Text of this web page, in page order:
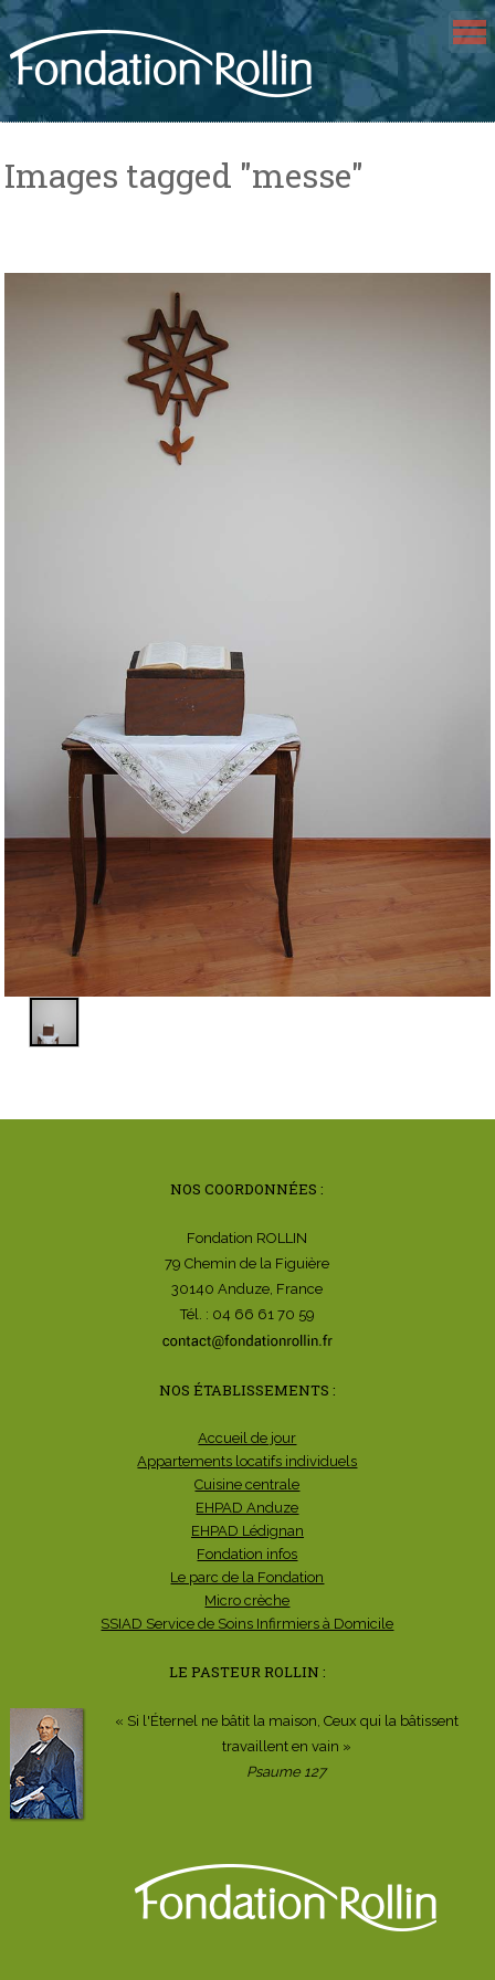
Skip
to
content
Images tagged "messe"
NOS COORDONNÉES :
Fondation ROLLIN
79 Chemin de la Figuière
30140 Anduze, France
Tél. : 04 66 61 70 59
NOS ÉTABLISSEMENTS :
Accueil de jour
Appartements locatifs individuels
Cuisine centrale
EHPAD Anduze
EHPAD Lédignan
Fondation infos
Le parc de la Fondation
Micro crèche
SSIAD Service de Soins Infirmiers à Domicile
LE PASTEUR ROLLIN :
« Si l'Éternel ne bâtit la maison, Ceux qui la bâtissent
travaillent en vain »
Psaume 127